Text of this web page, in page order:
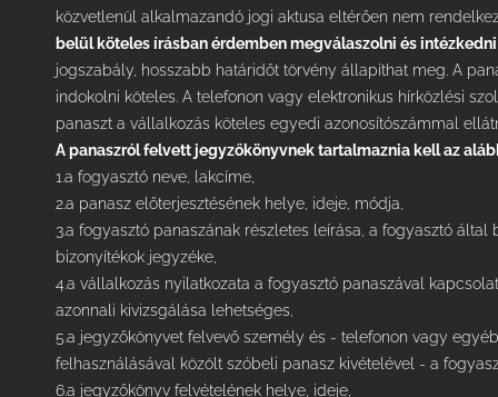
közvetlenül alkalmazandó jogi aktusa eltérően nem
belül köteles írásban érdemben megválaszolni és
jogszabály, hosszabb határidőt törvény állapíthat meg. A
indokolni köteles. A telefonon vagy elektronikus hírközlési
panaszt a vállalkozás köteles egyedi azonosítószámmal
A panaszról felvett jegyzőkönyvnek tartalmaznia kell az
1.a fogyasztó neve, lakcíme,
2.a panasz előterjesztésének helye, ideje, módja,
3.a fogyasztó panaszának részletes leírása, a fogyasztó
bizonyítékok jegyzéke,
4.a vállalkozás nyilatkozata a fogyasztó panaszával
azonnali kivizsgálása lehetséges,
5.a jegyzőkönyvet felvevő személy és - telefonon vagy
felhasználásával közölt szóbeli panasz kivételével - a
6.a jegyzőkönyv felvételének helye, ideje,